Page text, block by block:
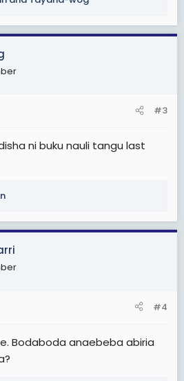
#3
ni buku nauli tangu last
#4
Bodaboda anaebeba abiria